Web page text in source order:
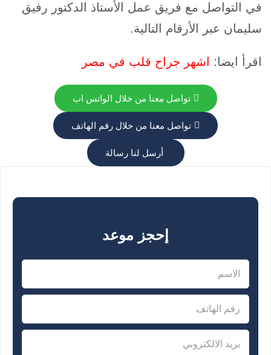
في التواصل مع فريق عمل الأستاذ الدكتور رفيق
سليمان عبر الأرقام التالية.
اقرأ ايضا: اشهر جراح قلب في مصر
تواصل معنا من خلال الواتس اب
تواصل معنا من خلال رقم الهاتف
أرسل لنا رسالة
إحجز موعد